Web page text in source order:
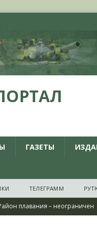
ГАЗЕТЫ
ТЕЛЕГРАММ
плавания – неограничен